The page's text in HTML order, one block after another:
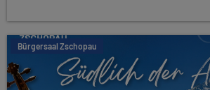
Bürgersaal Zschopau